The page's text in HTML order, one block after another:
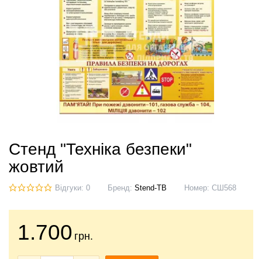
Стенд "Техніка безпеки"
жовтий
Відгуки: 0 Бренд: Stend-TB Номер: СШ568
1.700 грн.